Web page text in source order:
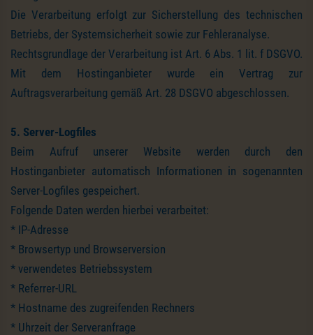
Die Verarbeitung erfolgt zur Sicherstellung des technischen
Betriebs, der Systemsicherheit sowie zur Fehleranalyse.
Rechtsgrundlage der Verarbeitung ist Art. 6 Abs. 1 lit. f DSGVO.
Mit dem Hostinganbieter wurde ein Vertrag zur
Auftragsverarbeitung gemäß Art. 28 DSGVO abgeschlossen.
5. Server-Logfiles
Beim Aufruf unserer Website werden durch den
Hostinganbieter automatisch Informationen in sogenannten
Server-Logfiles gespeichert.
Folgende Daten werden hierbei verarbeitet:
* IP-Adresse
* Browsertyp und Browserversion
* verwendetes Betriebssystem
* Referrer-URL
* Hostname des zugreifenden Rechners
* Uhrzeit der Serveranfrage